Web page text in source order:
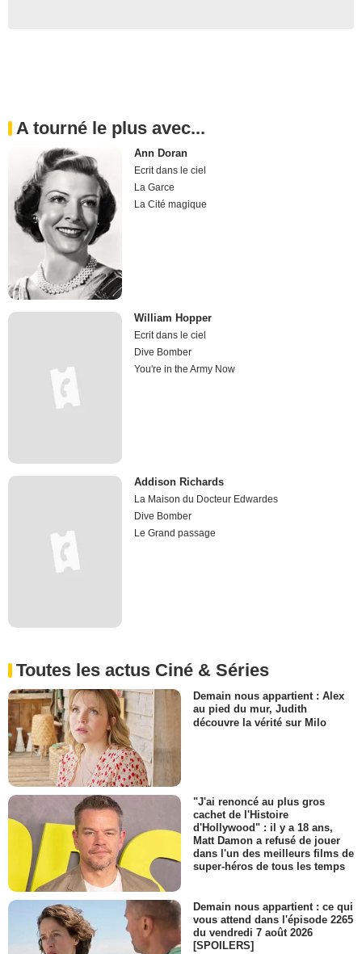
A tourné le plus avec...
Ann Doran
Ecrit dans le ciel
La Garce
La Cité magique
William Hopper
Ecrit dans le ciel
Dive Bomber
You're in the Army Now
Addison Richards
La Maison du Docteur Edwardes
Dive Bomber
Le Grand passage
Toutes les actus Ciné & Séries
Demain nous appartient : Alex
au pied du mur, Judith
découvre la vérité sur Milo
"J'ai renoncé au plus gros
cachet de l'Histoire
d'Hollywood" : il y a 18 ans,
Matt Damon a refusé de jouer
dans l'un des meilleurs films de
super-héros de tous les temps
Demain nous appartient : ce qui
vous attend dans l'épisode 2265
du vendredi 7 août 2026
[SPOILERS]